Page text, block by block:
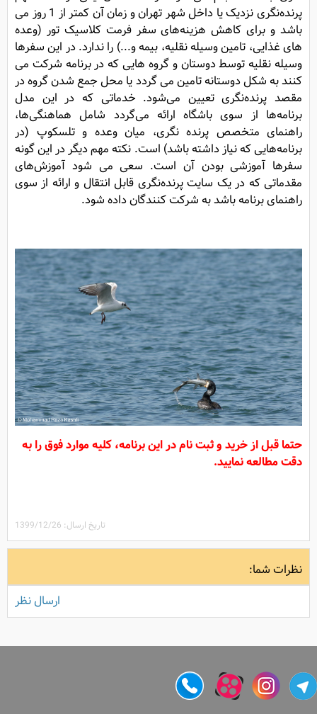
پرنده‌نگری نزدیک یا داخل شهر تهران و زمان آن کمتر از 1 روز می
باشد و برای کاهش هزینه‌های سفر فرمت کلاسیک تور (وعده
های غذایی، تامین وسیله نقلیه، بیمه و...) را ندارد. در این سفر‌ها
وسیله نقلیه توسط دوستان و گروه هایی که در برنامه شرکت می
کنند به شکل دوستانه تامین می گردد یا محل جمع شدن گروه در
مقصد پرنده‌نگری تعیین می‌شود. خدماتی که در این مدل
برنامه‌ها از سوی باشگاه ارائه می‌گردد شامل هماهنگی‌ها،
راهنمای متخصص پرنده نگری، میان وعده و تلسکوپ (در
برنامه‌هایی که نیاز داشته باشد) است. نکته مهم دیگر در این گونه
سفر‌ها آموزشی بودن آن است. سعی می شود آموزش‌های
مقدماتی که در یک سایت پرنده‌نگری قابل انتقال و ارائه از سوی
راهنمای برنامه باشد به شرکت کنندگان داده شود.
حتما قبل از خرید و ثبت نام در این برنامه، کلیه موارد فوق را به
دقت مطالعه نمایید.
تاریخ ارسال: 1399/12/26
نظرات شما:
ارسال نظر